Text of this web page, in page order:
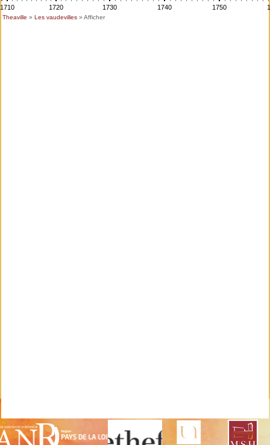
1710 1720 1730 1740 1750
Theaville » Les vaudevilles» Afficher